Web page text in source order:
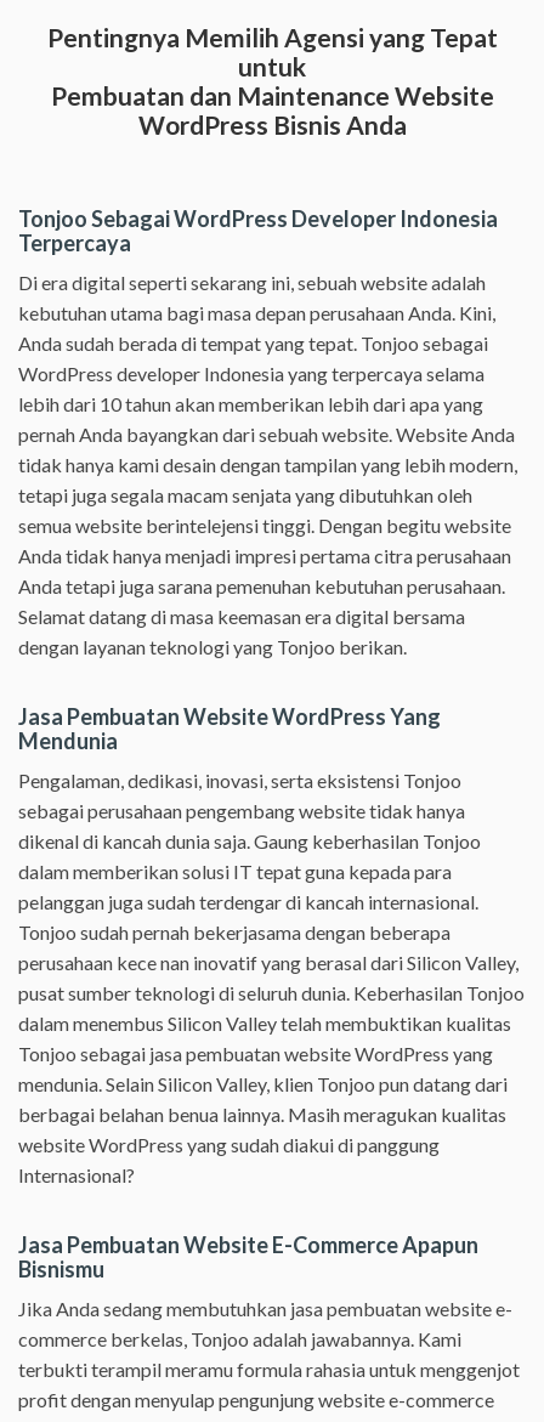
Pentingnya Memilih Agensi yang Tepat
untuk
Pembuatan dan Maintenance Website
WordPress Bisnis Anda
Tonjoo Sebagai WordPress Developer Indonesia
Terpercaya
Di era digital seperti sekarang ini, sebuah website adalah
kebutuhan utama bagi masa depan perusahaan Anda. Kini,
Anda sudah berada di tempat yang tepat. Tonjoo sebagai
WordPress developer Indonesia yang terpercaya selama
lebih dari 10 tahun akan memberikan lebih dari apa yang
pernah Anda bayangkan dari sebuah website. Website Anda
tidak hanya kami desain dengan tampilan yang lebih modern,
tetapi juga segala macam senjata yang dibutuhkan oleh
semua website berintelejensi tinggi. Dengan begitu website
Anda tidak hanya menjadi impresi pertama citra perusahaan
Anda tetapi juga sarana pemenuhan kebutuhan perusahaan.
Selamat datang di masa keemasan era digital bersama
dengan layanan teknologi yang Tonjoo berikan.
Jasa Pembuatan Website WordPress Yang
Mendunia
Pengalaman, dedikasi, inovasi, serta eksistensi Tonjoo
sebagai perusahaan pengembang website tidak hanya
dikenal di kancah dunia saja. Gaung keberhasilan Tonjoo
dalam memberikan solusi IT tepat guna kepada para
pelanggan juga sudah terdengar di kancah internasional.
Tonjoo sudah pernah bekerjasama dengan beberapa
perusahaan kece nan inovatif yang berasal dari Silicon Valley,
pusat sumber teknologi di seluruh dunia. Keberhasilan Tonjoo
dalam menembus Silicon Valley telah membuktikan kualitas
Tonjoo sebagai jasa pembuatan website WordPress yang
mendunia. Selain Silicon Valley, klien Tonjoo pun datang dari
berbagai belahan benua lainnya. Masih meragukan kualitas
website WordPress yang sudah diakui di panggung
Internasional?
Jasa Pembuatan Website E-Commerce Apapun
Bisnismu
Jika Anda sedang membutuhkan jasa pembuatan website e-
commerce berkelas, Tonjoo adalah jawabannya. Kami
terbukti terampil meramu formula rahasia untuk menggenjot
profit dengan menyulap pengunjung website e-commerce